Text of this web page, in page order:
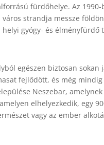
fürdőhelye. Az
strandja messze
gyógy- és
egészen biztosan
fejlődött, és még
Neszebar,
elhelyezkedik, egy
vagy az ember